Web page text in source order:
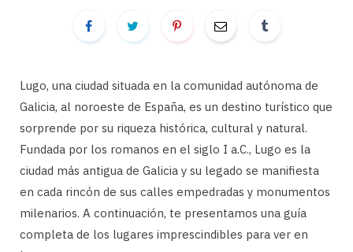
Lugo, una ciudad situada en la comunidad autónoma de
Galicia, al noroeste de España, es un destino turístico que
sorprende por su riqueza histórica, cultural y natural.
Fundada por los romanos en el siglo I a.C., Lugo es la
ciudad más antigua de Galicia y su legado se manifiesta
en cada rincón de sus calles empedradas y monumentos
milenarios. A continuación, te presentamos una guía
completa de los lugares imprescindibles para ver en